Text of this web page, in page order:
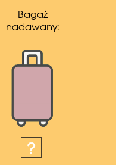
Bagaż
nadawany: